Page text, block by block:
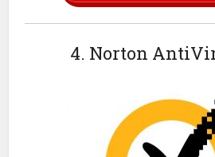
4. Norton